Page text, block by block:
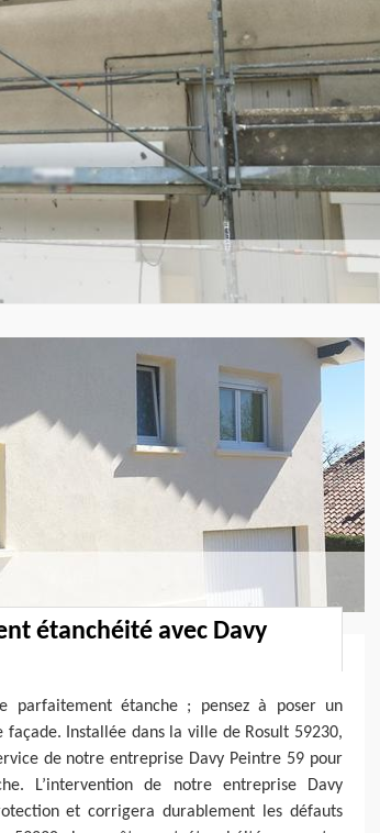
étanchéité avec Davy
parfaitement étanche ; pensez à poser un
Installée dans la ville de Rosult 59230,
de notre entreprise Davy Peintre 59 pour
L’intervention de notre entreprise Davy
et corrigera durablement les défauts